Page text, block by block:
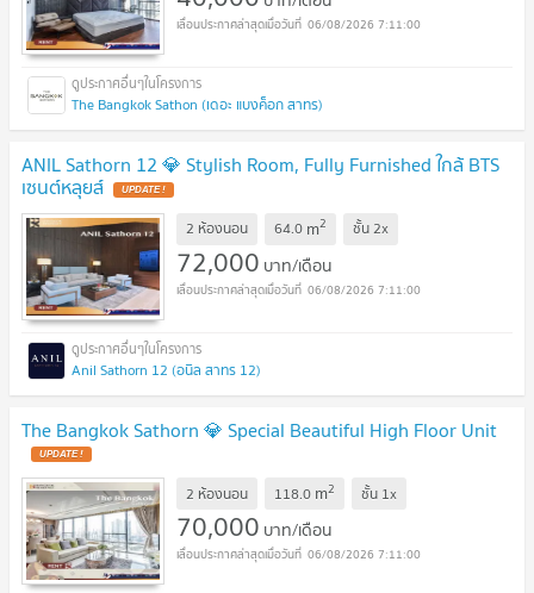
06/08/2026 7:11:00
The Bangkok Sathon (เดอะ แบงค็อก สาทร)
ANIL Sathorn 12 💎 Stylish Room, Fully Furnished ใกล้ BTS
เซนต์หลุยส์
2 ห้องนอน 64.0 m2 ชั้น2x
72,000 บาท/เดือน
06/08/2026 7:11:00
Anil Sathorn 12 (อนิล สาทร 12)
The Bangkok Sathorn 💎 Special Beautiful High Floor Unit
2 ห้องนอน 118.0 m2 ชั้น 1x
70,000 บาท/เดือน
06/08/2026 7:11:00